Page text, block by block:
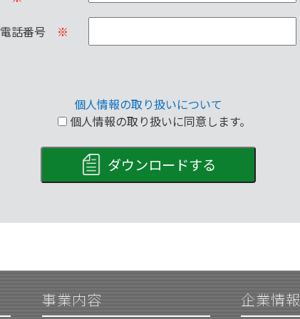
電話番号 ※
個人情報の取り扱いについて
個人情報の取り扱いに同意します。
ダウンロードする
事業内容 企業情報